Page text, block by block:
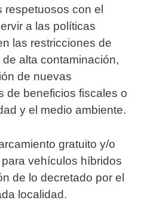
con el
a las políticas
las restricciones de
alta contaminación,
de nuevas
de beneficios fiscales o
y el medio ambiente.
gratuito y/o
vehículos híbridos
de lo decretado por el
localidad.